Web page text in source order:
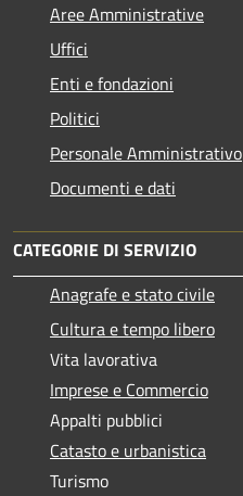
Aree Amministrative
Uffici
Enti e fondazioni
Politici
Personale Amministrativo
Documenti e dati
CATEGORIE DI SERVIZIO
Anagrafe e stato civile
Cultura e tempo libero
Vita lavorativa
Imprese e Commercio
Appalti pubblici
Catasto e urbanistica
Turismo